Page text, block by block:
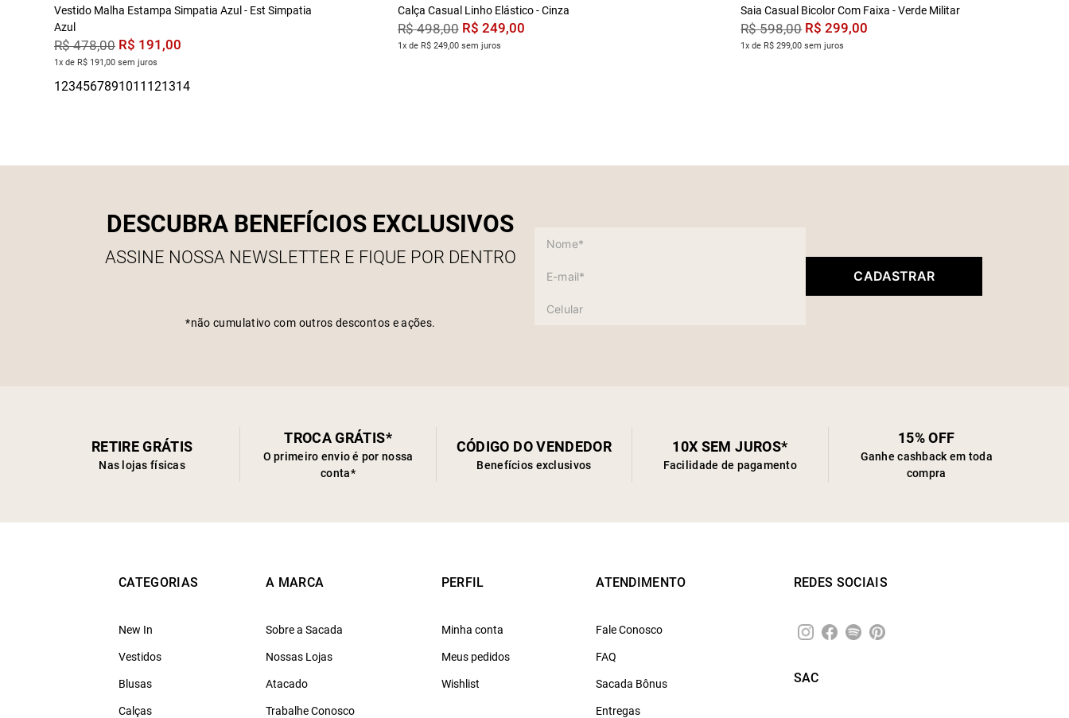
Vestido Malha Estampa Simpatia Azul - Est Simpatia
Azul
R$ 478,00 R$ 191 ,00
1x de R$ 191,00 sem juros
Calça Casual Linho Elástico - Cinza
R$ 498,00 R$ 249,00
1x de R$ 249,00 sem juros
Saia Casual Bicolor Com Faixa - Verde Militar
R$ 598,00 R$ 299,00
1x de R$ 299,00 sem juros
DESCUBRA BENEFÍCIOS EXCLUSIVOS
ASSINE NOSSA NEWSLETTER E FIQUE POR DENTRO
*não cumulativo com outros descontos e ações.
CADASTRAR
RETIRE GRÁTIS
Nas lojas físicas
TROCA GRÁTIS*
O primeiro envio é por nossa
conta*
CÓDIGO DO VENDEDOR
Benefícios exclusivos
10X SEM JUROS*
Facilidade de pagamento
15% OFF
Ganhe cashback em toda
compra
CATEGORIAS
New In
Vestidos
Blusas
Calças
A MARCA
Sobre a Sacada
Nossas Lojas
Atacado
Trabalhe Conosco
PERFIL
Minha conta
Meus pedidos
Wishlist
ATENDIMENTO
Fale Conosco
FAQ
Sacada Bônus
Entregas
REDES SOCIAIS
SAC